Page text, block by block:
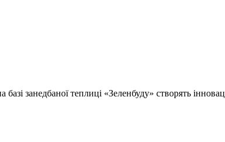
занедбаної теплиці «Зеленбуду» створять